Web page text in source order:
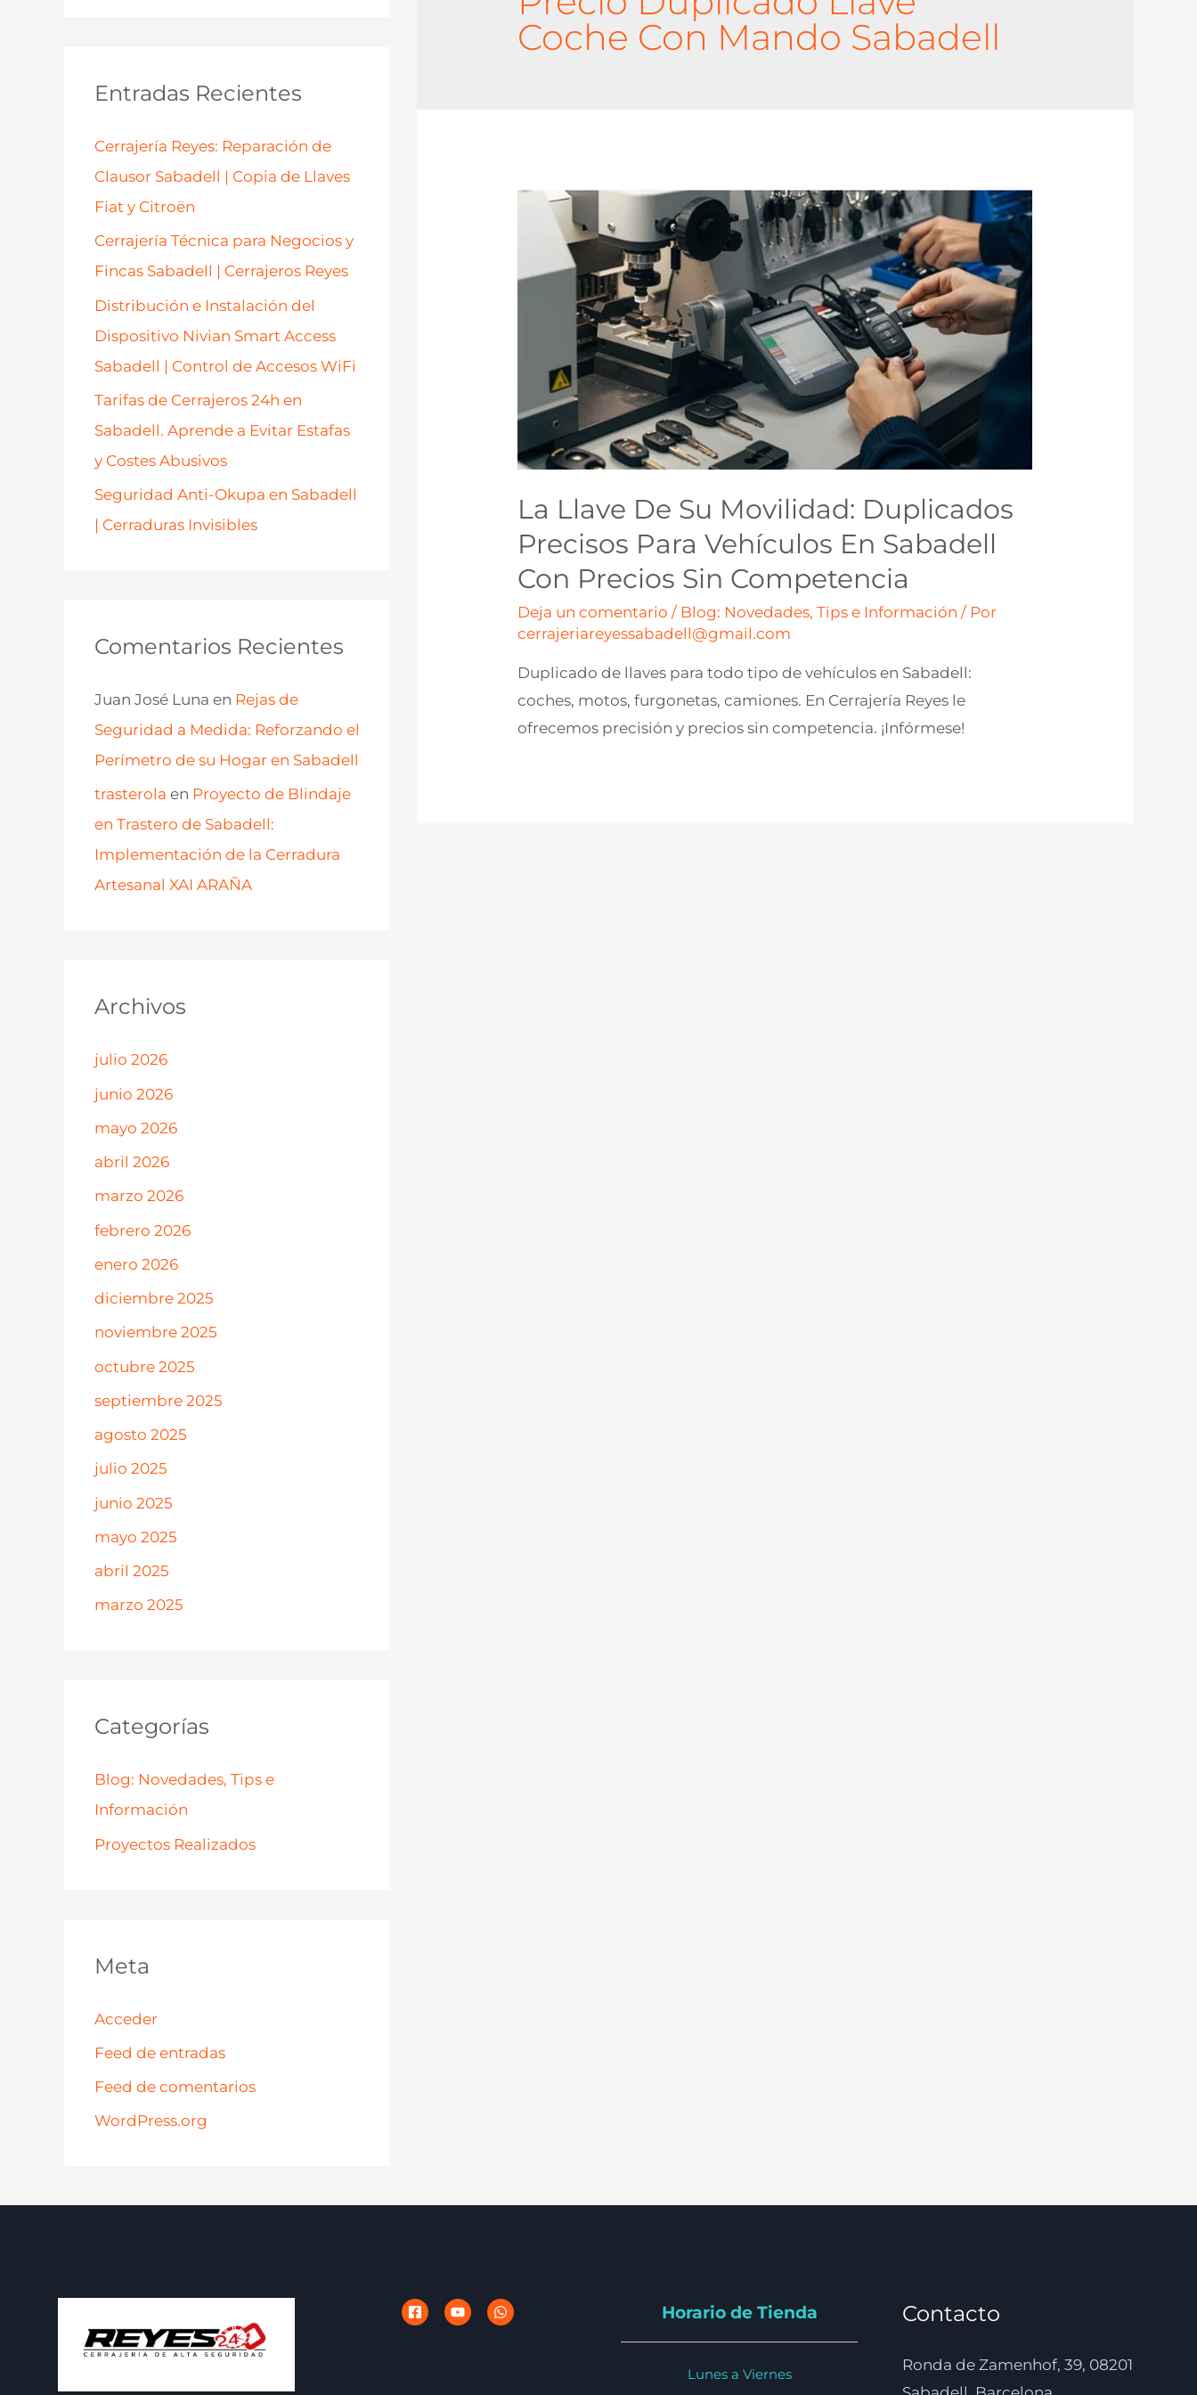
rEntradas Recientes
Cerrajería Reyes: Reparación de
Clausor Sabadell | Copia de Llaves
Fiat y Citroën
Cerrajería Técnica para Negocios y
Fincas Sabadell | Cerrajeros Reyes
Distribución e Instalación del
Dispositivo Nivian Smart Access
Sabadell | Control de Accesos WiFi
Tarifas de Cerrajeros 24h en
Sabadell. Aprende a Evitar Estafas
y Costes Abusivos
Seguridad Anti-Okupa en Sabadell
| Cerraduras Invisibles
Comentarios Recientes
Juan José Luna en Rejas de
Seguridad a Medida: Reforzando el
Perímetro de su Hogar en Sabadell
trasterola en Proyecto de Blindaje
en Trastero de Sabadell:
Implementación de la Cerradura
Artesanal XAI ARAÑA
Archivos
julio 2026
junio 2026
mayo 2026
abril 2026
marzo 2026
febrero 2026
enero 2026
diciembre 2025
noviembre 2025
octubre 2025
septiembre 2025
agosto 2025
julio 2025
junio 2025
mayo 2025
abril 2025
marzo 2025
Categorías
Blog: Novedades, Tips e
Información
Proyectos Realizados
Meta
Acceder
Feed de entradas
Feed de comentarios
WordPress.org
Coche Con Mando Sabadell
La Llave De Su Movilidad: Duplicados
Precisos Para Vehículos En Sabadell
Con Precios Sin Competencia
Deja un comentario / Blog: Novedades, Tips e Información / Por
cerrajeriareyessabadell@gmail.com
Duplicado de llaves para todo tipo de vehículos en Sabadell:
coches, motos, furgonetas, camiones. En Cerrajería Reyes le
ofrecemos precisión y precios sin competencia. ¡Infórmese!
Horario de Tienda
Lunes a Viernes
Contacto
Ronda de Zamenhof, 39, 08201